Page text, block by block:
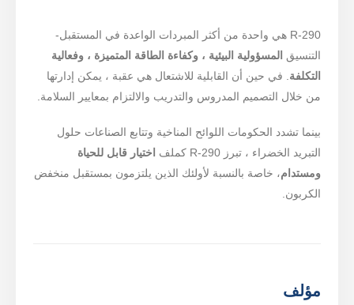
R-290 هي واحدة من أكثر المبردات الواعدة في المستقبل-
التنسيق المسؤولية البيئية ، وكفاءة الطاقة المتميزة ، وفعالية
التكلفة . في حين أن القابلية للاشتعال هي عقبة ، يمكن إدارتها
من خلال التصميم المدروس والتدريب والالتزام بمعايير السلامة.
بينما تشدد الحكومات اللوائح المناخية وتتابع الصناعات حلول
التبريد الخضراء ، تبرز R-290 كملف
اختيار قابل للحياة
ومستدام، خاصة بالنسبة لأولئك الذين يلتزمون بمستقبل منخفض
الكربون.
مؤلف